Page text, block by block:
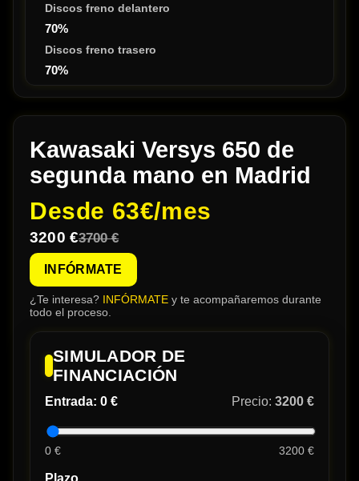
Discos freno delantero
70%
Discos freno trasero
70%
Kawasaki Versys 650 de
segunda mano en Madrid
Desde 63€/mes
3200 €3700 €
INFÓRMATE
¿Te interesa? INFÓRMATE y te acompañaremos durante
todo el proceso.
SIMULADOR DE
FINANCIACIÓN
Entrada: 0 € Precio: 3200 €
0 € 3200 €
Plazo